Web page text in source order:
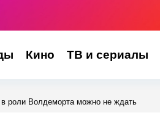
Кино ТВ и сериалы
роли Волдеморта можно не ждать